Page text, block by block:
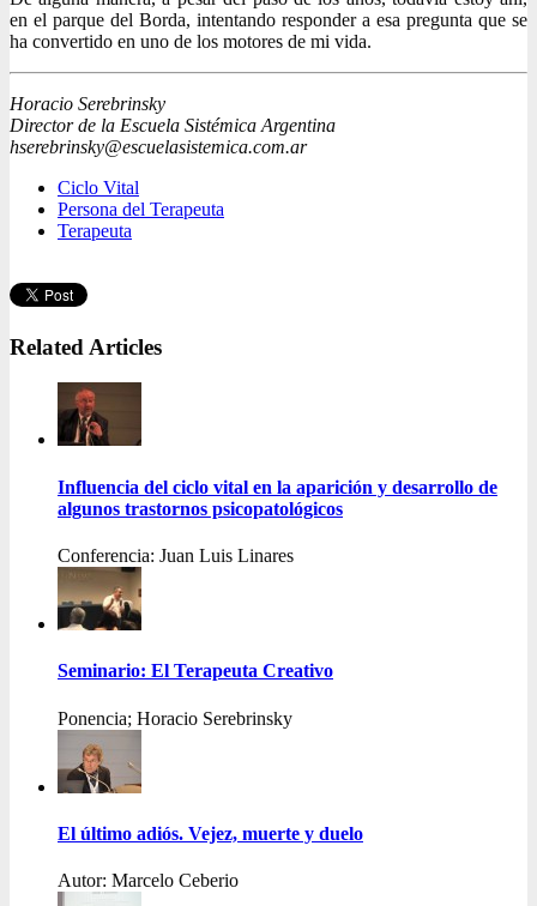
en el parque del Borda, intentando responder a esa pregunta que se
ha convertido en uno de los motores de mi vida.
Horacio Serebrinsky
Director de la Escuela Sistémica Argentina
hserebrinsky@escuelasistemica.com.ar
Ciclo Vital
Persona del Terapeuta
Terapeuta
Related Articles
Influencia del ciclo vital en la aparición y desarrollo de
algunos trastornos psicopatológicos
Conferencia: Juan Luis Linares
Seminario: El Terapeuta Creativo
Ponencia; Horacio Serebrinsky
El último adiós. Vejez, muerte y duelo
Autor: Marcelo Ceberio